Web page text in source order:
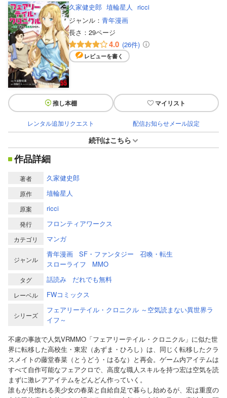
久家健史郎 埴輪星人
ricci
ジャンル： 青年漫画
長さ： 29ページ
4.0 (26件)
レビューを書く
推し本棚 マイリスト
レンタル追加リクエスト 配信お知らせメール設定
続刊はこちら
作品詳細
著者 久家健史郎
原作 埴輪星人
原案 ricci
発行 フロンティアワークス
カテゴリ マンガ
ジャンル
青年漫画 SF・ファンタジー
召喚・転生
スローライフ
MMO
タグ 話読み だれでも無料
レーベル FWコミックス
シリーズ
フェアリーテイル・クロニクル ～空気読まない異世界ラ
イフ～
不慮の事故で人気VRMMO「フェアリーテイル・クロニクル」に似た世
界に転移した高校生・東宏（あずま・ひろし）は、同じく転移したクラ
スメイトの藤堂春菜（とうどう・はるな）と再会。ゲーム内アイテムは
すべて自作可能なフェアクロで、高度な職人スキルを持つ宏は空気を読
まずに激レアアイテムをどんどん作っていく。
誰もが見惚れる美少女の春菜と自給自足で暮らし始めるが、宏は重度の